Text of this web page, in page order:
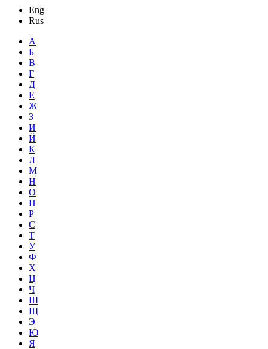
Eng
Rus
А
Б
В
Г
Д
Е
Ж
З
И
Й
К
Л
М
Н
О
П
Р
С
Т
У
Ф
Х
Ц
Ч
Ш
Щ
Э
Ю
Я